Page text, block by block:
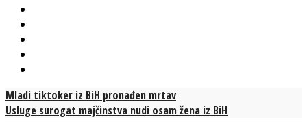
Mladi tiktoker iz BiH pronađen mrtav
Usluge surogat majčinstva nudi osam žena iz BiH